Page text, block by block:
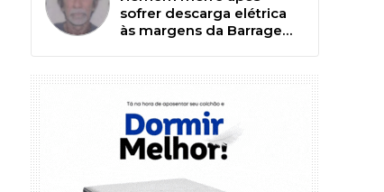
sofrer descarga elétrica
às margens da Barragem